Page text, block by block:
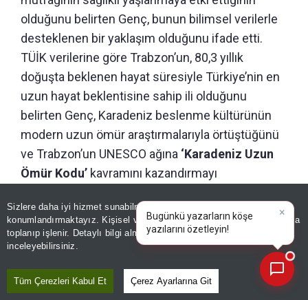
Sizlere daha iyi hizmet sunabilmek adına sitemizde
konumlandırmaktayız. Kişisel verileriniz, KVKK ve GDPR kapsamında
toplanıp işlenir. Detaylı bilgi almak içinAydınlatma Metnimizi
inceleyebilirsiniz.
Tüm Çerezleri Kabul Et Çerez Ayarlarına Git
olduğunu belirten Genç, bunun bilimsel verilerle
desteklenen bir yaklaşım olduğunu ifade etti.
TÜİK verilerine göre Trabzon’un, 80,3 yıllık
doğuşta beklenen hayat süresiyle Türkiye’nin en
uzun hayat beklentisine sahip ili olduğunu
belirten Genç, Karadeniz beslenme kültürünün
modern uzun ömür araştırmalarıyla örtüştüğünü
ve Trabzon’un UNESCO ağına ‘Karadeniz Uzun
Ömür Kodu’ kavramını kazandırmayı
GÜNÜN ÖZETİ
Bugünkü yazarl|